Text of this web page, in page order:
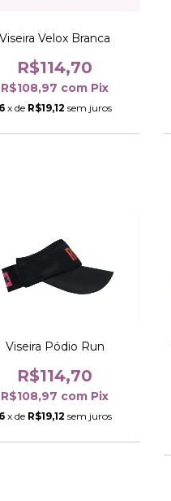
Viseira Velox Branca
R$114,70
R$108,97 com Pix
6 x de R$19,12 sem juros
Viseira Pódio Run
R$114,70
R$108,97 com Pix
6 x de R$19,12 sem juros